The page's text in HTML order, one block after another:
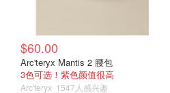
$60.00
Arc'teryx Mantis 2 腰包
3色可选！紫色颜值很高
Arc'teryx 1547人感兴趣